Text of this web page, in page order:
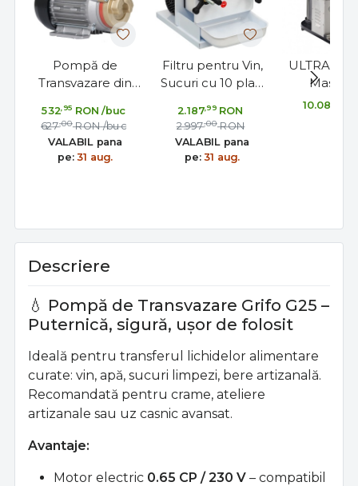
Pompă de
Transvazare din
pentru vinificatie
532,95 RON /buc
627,00 RON /buc
VALABIL pana
pe: 31 aug.
Filtru pentru Vin,
Sucuri cu 10 placi
Grifo
2.187,99 RON
2.997,00 RON
VALABIL pana
pe: 31 aug.
Masina
10.087
Descriere
💧 Pompă de Transvazare Grifo G25 –
Puternică, sigură, ușor de folosit
Ideală pentru transferul lichidelor alimentare
curate: vin, apă, sucuri limpezi, bere artizanală.
Recomandată pentru crame, ateliere
artizanale sau uz casnic avansat.
Avantaje:
Motor electric 0.65 CP / 230 V – compatibil